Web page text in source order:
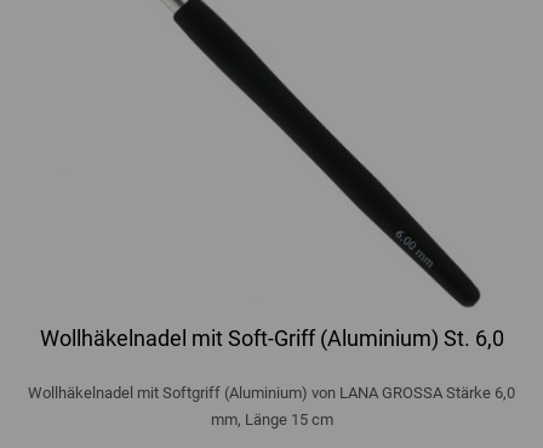
Wollhäkelnadel mit Soft-Griff (Aluminium) St. 6,0
Wollhäkelnadel mit Softgriff (Aluminium) von LANA GROSSA Stärke 6,0
mm, Länge 15 cm